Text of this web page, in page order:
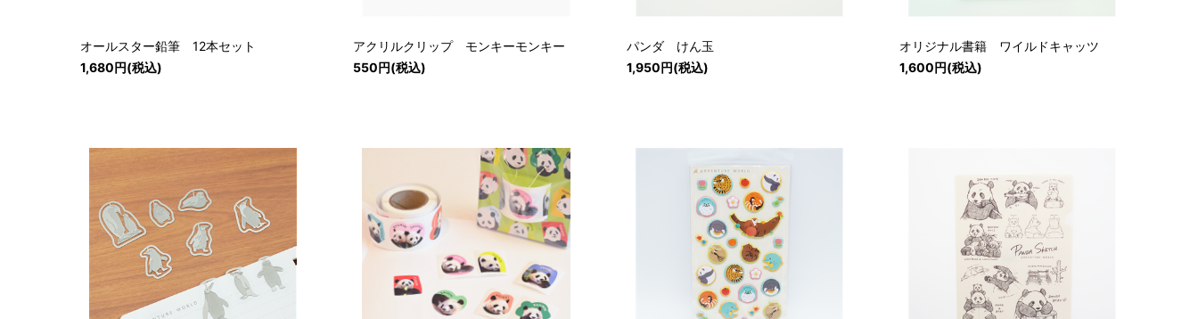
オールスター鉛筆 12本セット
1,680円(税込)
アクリルクリップ モンキーモンキー
550円(税込)
パンダ けん玉
1,950円(税込)
オリジナル書籍 ワイルドキャッツ
1,600円(税込)